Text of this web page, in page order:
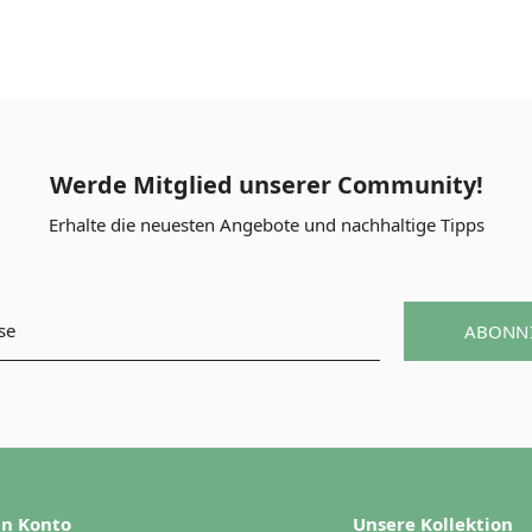
Werde Mitglied unserer Community!
Erhalte die neuesten Angebote und nachhaltige Tipps
Konto Unsere Kollektion